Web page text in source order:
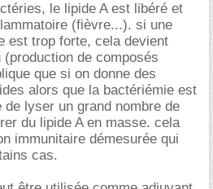
le lipide A est libéré et
(fièvre...). si une
est trop forte, cela devient
de composés
que si on donne des
alors que la bactériémie est
lyser un grand nombre de
du lipide A en masse. cela
immunitaire démesurée qui
cas.